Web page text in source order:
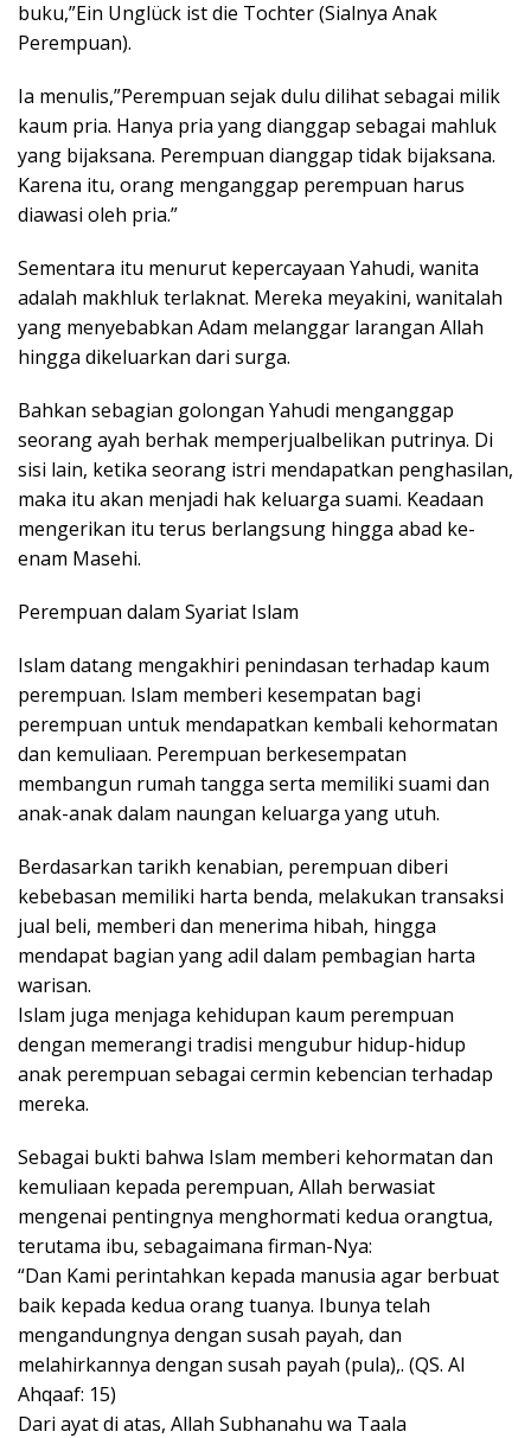
buku,”Ein Unglück ist die Tochter (Sialnya Anak
Perempuan).
Ia menulis,”Perempuan sejak dulu dilihat sebagai milik
kaum pria. Hanya pria yang dianggap sebagai mahluk
yang bijaksana. Perempuan dianggap tidak bijaksana.
Karena itu, orang menganggap perempuan harus
diawasi oleh pria.”
Sementara itu menurut kepercayaan Yahudi, wanita
adalah makhluk terlaknat. Mereka meyakini, wanitalah
yang menyebabkan Adam melanggar larangan Allah
hingga dikeluarkan dari surga.
Bahkan sebagian golongan Yahudi menganggap
seorang ayah berhak memperjualbelikan putrinya. Di
sisi lain, ketika seorang istri mendapatkan penghasilan,
maka itu akan menjadi hak keluarga suami. Keadaan
mengerikan itu terus berlangsung hingga abad ke-
enam Masehi.
Perempuan dalam Syariat Islam
Islam datang mengakhiri penindasan terhadap kaum
perempuan. Islam memberi kesempatan bagi
perempuan untuk mendapatkan kembali kehormatan
dan kemuliaan. Perempuan berkesempatan
membangun rumah tangga serta memiliki suami dan
anak-anak dalam naungan keluarga yang utuh.
Berdasarkan tarikh kenabian, perempuan diberi
kebebasan memiliki harta benda, melakukan transaksi
jual beli, memberi dan menerima hibah, hingga
mendapat bagian yang adil dalam pembagian harta
warisan.
Islam juga menjaga kehidupan kaum perempuan
dengan memerangi tradisi mengubur hidup-hidup
anak perempuan sebagai cermin kebencian terhadap
mereka.
Sebagai bukti bahwa Islam memberi kehormatan dan
kemuliaan kepada perempuan, Allah berwasiat
mengenai pentingnya menghormati kedua orangtua,
terutama ibu, sebagaimana firman-Nya:
“Dan Kami perintahkan kepada manusia agar berbuat
baik kepada kedua orang tuanya. Ibunya telah
mengandungnya dengan susah payah, dan
melahirkannya dengan susah payah (pula),. (QS. Al
Ahqaaf: 15)
Dari ayat di atas, Allah Subhanahu wa Taala